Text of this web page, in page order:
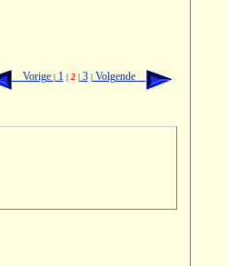
Vorige |1 | 2|3|Volgende